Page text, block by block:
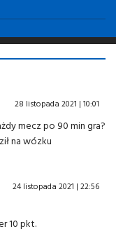
28 listopada 2021 | 10:01
mecz po 90 min gra?
na wózku
24 listopada 2021 | 22:56
10 pkt.